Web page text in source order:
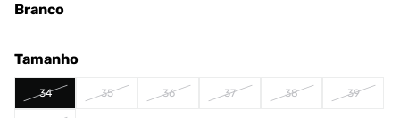
Branco
Tamanho
34 35 36 37 38 39